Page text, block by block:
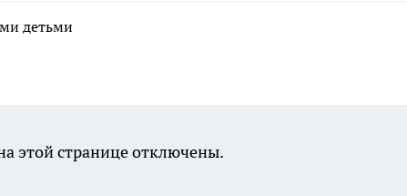
детьми
этой странице отключены.